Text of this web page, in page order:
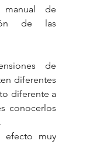
de
de las
de
diferentes
diferente a
conocerlos
muy